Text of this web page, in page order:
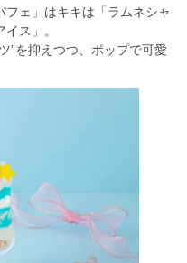
ェ」はキキは「ラムネシャ
ス」。
”を抑えつつ、ポップで可愛